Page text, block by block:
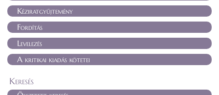
Kéziratgyűjtemény
Fordítás
Levelezés
A kritikai kiadás kötetei
Keresés